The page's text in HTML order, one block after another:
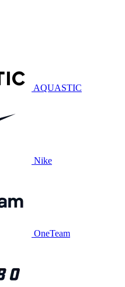
AQUASTIC
Nike
OneTeam